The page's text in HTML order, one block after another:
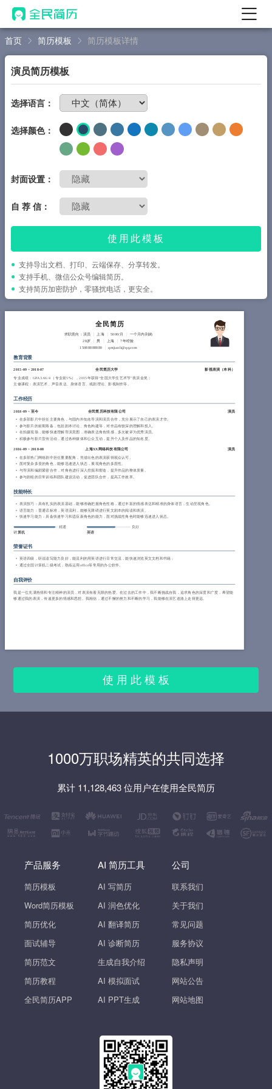
首页
AI 简历工具
AI 优化简历
AI 翻译简历
AI 诊断简历
AI 模拟面试
面试自我介绍
简历教程
登录 / 注册
首页 简历模板 简历模板详情
演员简历模板
选择语言：
选择颜色：
封面设置：
自 荐 信：
使用此模板
支持导出文档、打印、云端保存、分享转发。
支持手机、微信公众号编辑简历。
支持简历加密防护，零骚扰电话，更安全。
全民简历
求职意向：演员 上海 5000/月
一个月内到岗
28岁
男 上海 7年经验
15088888880 qmjianli@qq.com
教育背景
2015-09 ~ 2018-07 全民简历大学 影视表演（本科）
专业成绩：GPA 3.66/4 （专业前5%），2015年获得“全国大学生艺术节”表演金奖；
主修课程：表演艺术、声音表达、身体语言、戏剧理论、影视制作等。
工作经历
2018-09 ~ 至今 全民简历科技有限公司
演员
在多部影片中担任主要角色，与国内外知名导演和演员合作，充分展示了自己的表演才华。
参与影片的前期筹备，包括剧本讨论、角色构建等，对作品有较深的理解和投入。
在拍摄现场，能够快速理解导演意图，准确表达角色情感，多次被评为优秀演员。
积极参与影片宣传活动，通过各种媒体和公众互动，提升个人及作品的知名度。
2016-09 ~ 2018-08 上海XX网络科技有限公司
演员
在多部热门网络剧中担任重要配角，凭借出色的表演获得观众认可。
面对复杂多变的角色，能够迅速进入状态，展现角色的多面性。
与导演和编剧紧密合作，对角色进行深入挖掘和塑造，提升作品的整体质量。
参与剧组的日常训练和团队建设活动，促进团队合作，提高工作效率。
技能特长
表演技巧：具有扎实的表演基础，能够准确把握角色性格，通过丰富的情感表达和精准的身体语言，生动呈现角色。
语言能力：普通话标准，英语流利，能够无障碍进行英文剧本的阅读和表演。
快速学习能力：具备快速学习和适应新角色的能力，面对挑战性角色时能够迅速进入状态。
计算机
精通
英语
良好
荣誉证书
英语四级，听说读写能力良好，能流利的用英语进行日常交流，能快速浏览英文文档和书籍；
通过全国计算机二级考试，熟练运用office等常用的办公软件。
自我评价
我是一位充满热情和专注精神的演员，对表演有着无限的热爱。在过去的工作中，我不断挑战自我，追求角色的深度和广度，希望能
够通过我的表演，传递更多的情感和思想。我相信，通过不懈的努力和不断的学习，我能够在演艺道路上走得更远。
使 用 此 模 板
1000万职场精英的共同选择
累计 11,128,463 位用户在使用全民简历
产品服务
简历模板
Word简历模板
简历优化
面试辅导
简历范文
简历教程
全民简历APP
AI 简历工具
AI 写简历
AI 润色优化
AI 翻译简历
AI 诊断简历
生成自我介绍
AI 模拟面试
AI PPT生成
公司
联系我们
关于我们
常见问题
服务协议
隐私声明
网站公告
网站地图